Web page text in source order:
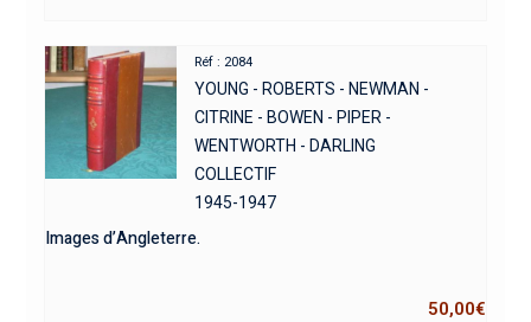
Réf : 2084
YOUNG - ROBERTS - NEWMAN -
CITRINE - BOWEN - PIPER -
WENTWORTH - DARLING
COLLECTIF
1945-1947
Images d’Angleterre.
50,00€